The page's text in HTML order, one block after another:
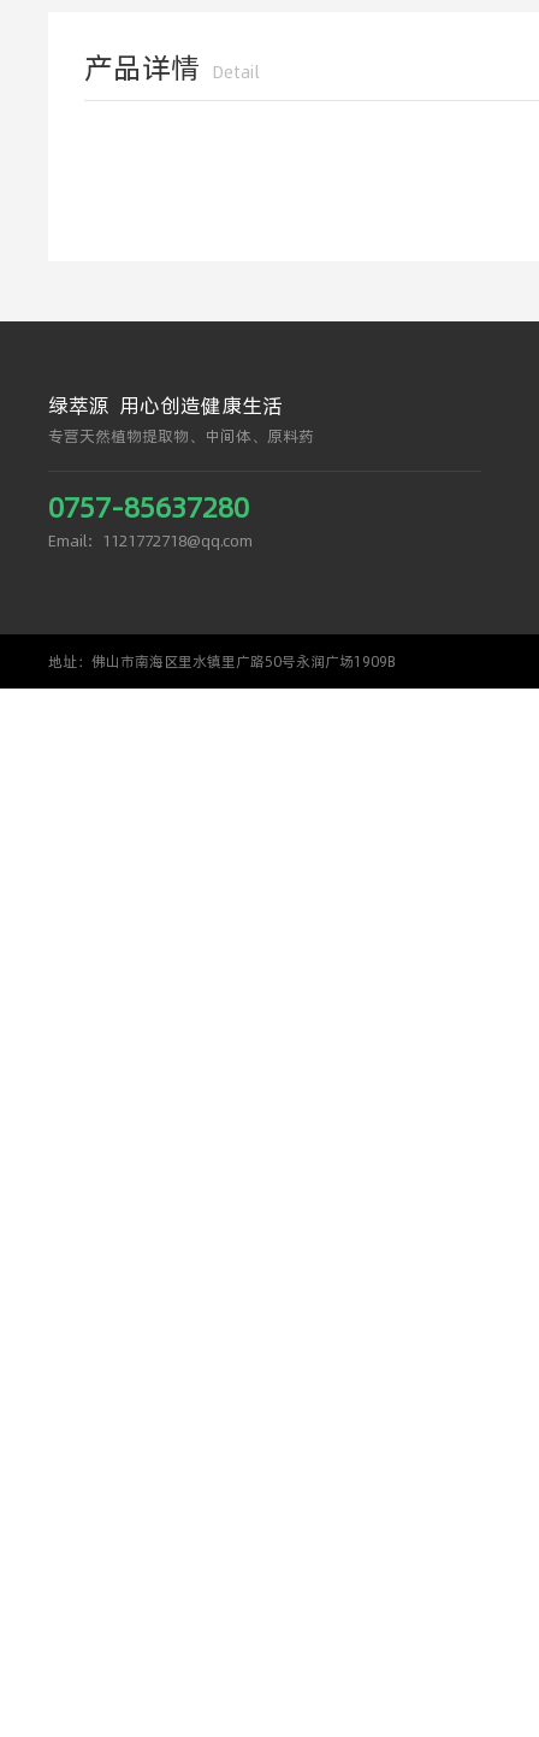
产品详情 Detail
绿萃源 用心创造健康生活
专营天然植物提取物、中间体、原料药
0757-85637280
Email：1121772718@qq.com
地址：佛山市南海区里水镇里广路50号永润广场1909B